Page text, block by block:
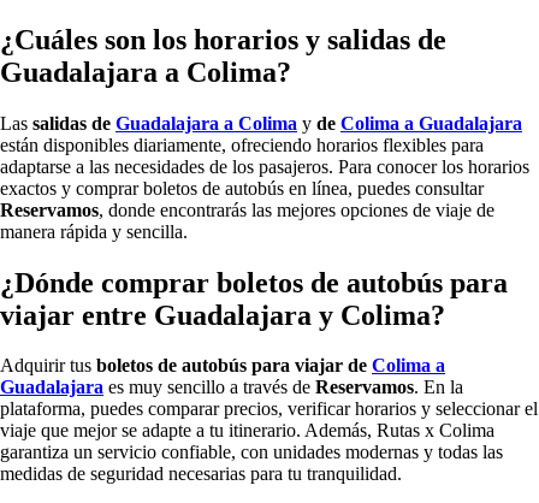
¿Cuáles son los horarios y salidas de
Guadalajara a Colima?
Las salidas de Guadalajara a Colima y de Colima a Guadalajara
están disponibles diariamente, ofreciendo horarios flexibles para
adaptarse a las necesidades de los pasajeros. Para conocer los horarios
exactos y comprar boletos de autobús en línea, puedes consultar
Reservamos, donde encontrarás las mejores opciones de viaje de
manera rápida y sencilla.
¿Dónde comprar boletos de autobús para
viajar entre Guadalajara y Colima?
Adquirir tus boletos de autobús para viajar de Colima a
Guadalajara es muy sencillo a través de Reservamos. En la
plataforma, puedes comparar precios, verificar horarios y seleccionar el
viaje que mejor se adapte a tu itinerario. Además, Rutas x Colima
garantiza un servicio confiable, con unidades modernas y todas las
medidas de seguridad necesarias para tu tranquilidad.